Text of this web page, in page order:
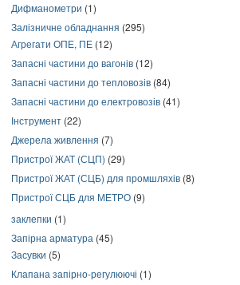
Дифманометри (1)
Залізничне обладнання (295)
Агрегати ОПЕ, ПЕ (12)
Запасні частини до вагонів (12)
Запасні частини до тепловозів (84)
Запасні частини до електровозів (41)
Інструмент (22)
Джерела живлення (7)
Пристрої ЖАТ (СЦП) (29)
Пристрої ЖАТ (СЦБ) для промшляхів (8)
Пристрої СЦБ для МЕТРО (9)
заклепки (1)
Запірна арматура (45)
Засувки (5)
Клапана запірно-регулюючі (1)